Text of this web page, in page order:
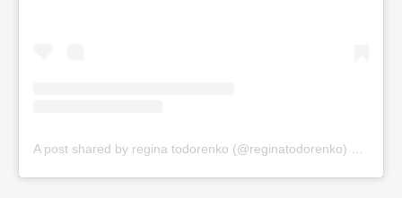
A post shared by regina todorenko (@reginatodorenko)